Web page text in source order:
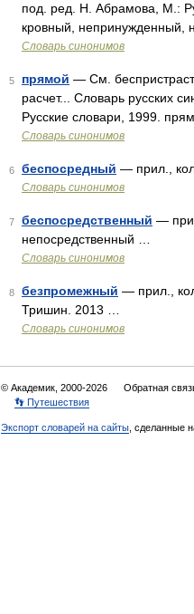
под. ред. Н. Абрамова, М.:
кровный, непринужденный,
Словарь синонимов
5 прямой — См.
расчет... Словарь русских
Русские словари, 1999.
Словарь синонимов
6 беспосредный — прил.,
Словарь синонимов
7 беспосредственный —
непосредственный …
Словарь синонимов
8 безпромежный — прил.,
Тришин. 2013 …
Словарь синонимов
© Академик, 2000-2026 Обратная
👣 Путешествия
Экспорт словарей на сайты , сделанные